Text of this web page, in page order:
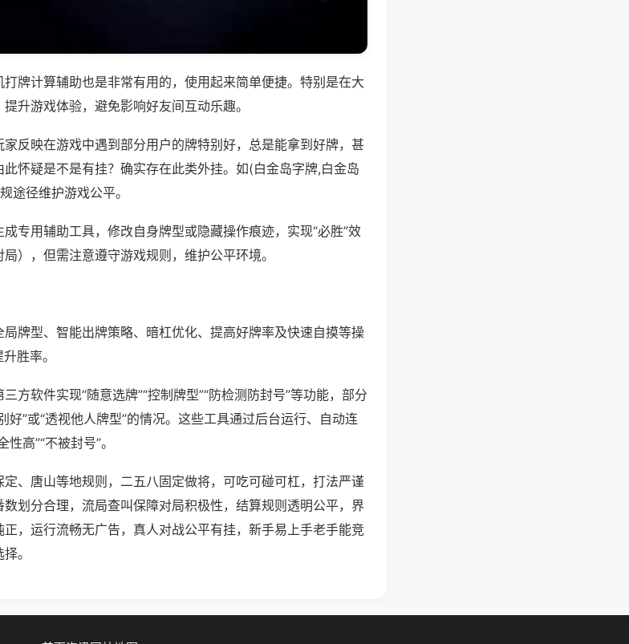
牌计算辅助也是非常有用的，使用起来简单便捷。特别是在大
升游戏体验，避免影响好友间互动乐趣。
反映在游戏中遇到部分用户的牌特别好，总是能拿到好牌，甚
怀疑是不是有挂？确实存在此类外挂。如(白金岛字牌,白金岛
途径维护游戏公平。
专用辅助工具，修改自身牌型或隐藏操作痕迹，实现“必胜”效
），但需注意遵守游戏规则，维护公平环境。
牌型、智能出牌策略、暗杠优化、提高好牌率及快速自摸等操
胜率。
方软件实现“随意选牌”“控制牌型”“防检测防封号”等功能，部分
好”或“透视他人牌型”的情况。这些工具通过后台运行、自动连
高”“不被封号”。
、唐山等地规则，二五八固定做将，可吃可碰可杠，打法严谨
划分合理，流局查叫保障对局积极性，结算规则透明公平，界
，运行流畅无广告，真人对战公平有挂，新手易上手老手能竞
。